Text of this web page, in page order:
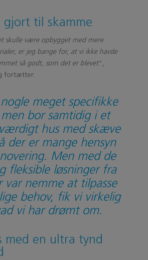
gjort til skamme
skulle være opbygget med mere
er jeg bange for, at vi ikke havde
så godt, som det er blevet”,
fortætter:
meget specifikke
bor samtidig i et
hus med skæve
der er mange hensyn
Men med de
fleksible løsninger fra
var nemme at tilpasse
behov, fik vi virkelig
vi har drømt om.
med en ultra tynd